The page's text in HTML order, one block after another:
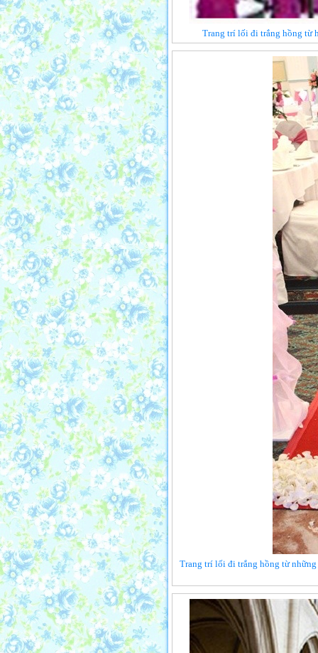
Trang trí lối đi trắng hồng từ
Trang trí lối đi trắng hồng từ